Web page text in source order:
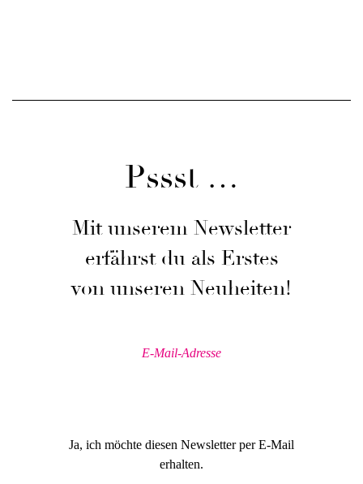
Pssst …
Mit unserem Newsletter
erfährst du als Erstes
von unseren Neuheiten!
Ja, ich möchte diesen Newsletter per E-Mail
erhalten.